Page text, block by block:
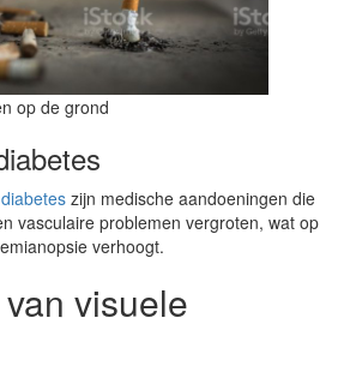
op de grond
diabetes zijn medische aandoeningen die
vasculaire problemen vergroten, wat op
verhoogt.
visuele